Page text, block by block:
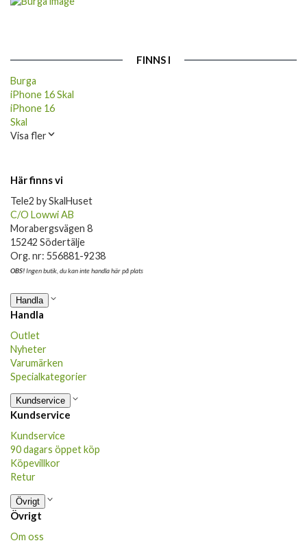
FINNS I
Burga
iPhone 16 Skal
iPhone 16
Skal
Visa fler
Här finns vi
Tele2 by SkalHuset
C/O Lowwi AB
Morabergsvägen 8
15242 Södertälje
Org. nr: 556881-9238
OBS!Ingen butik, du kan inte handla här på plats
Handla
Handla
Outlet
Nyheter
Varumärken
Specialkategorier
Kundservice
Kundservice
Kundservice
90 dagars öppet köp
Köpevillkor
Retur
Övrigt
Övrigt
Om oss